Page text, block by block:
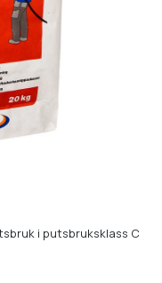
i putsbruksklass C